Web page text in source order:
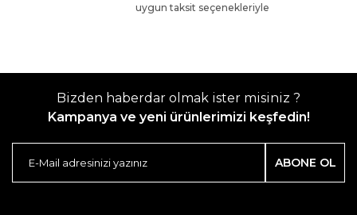
uygun taksit seçenekleriyle
Bizden haberdar olmak ister misiniz ?
Kampanya ve yeni ürünlerimizi keşfedin!
ABONE OL